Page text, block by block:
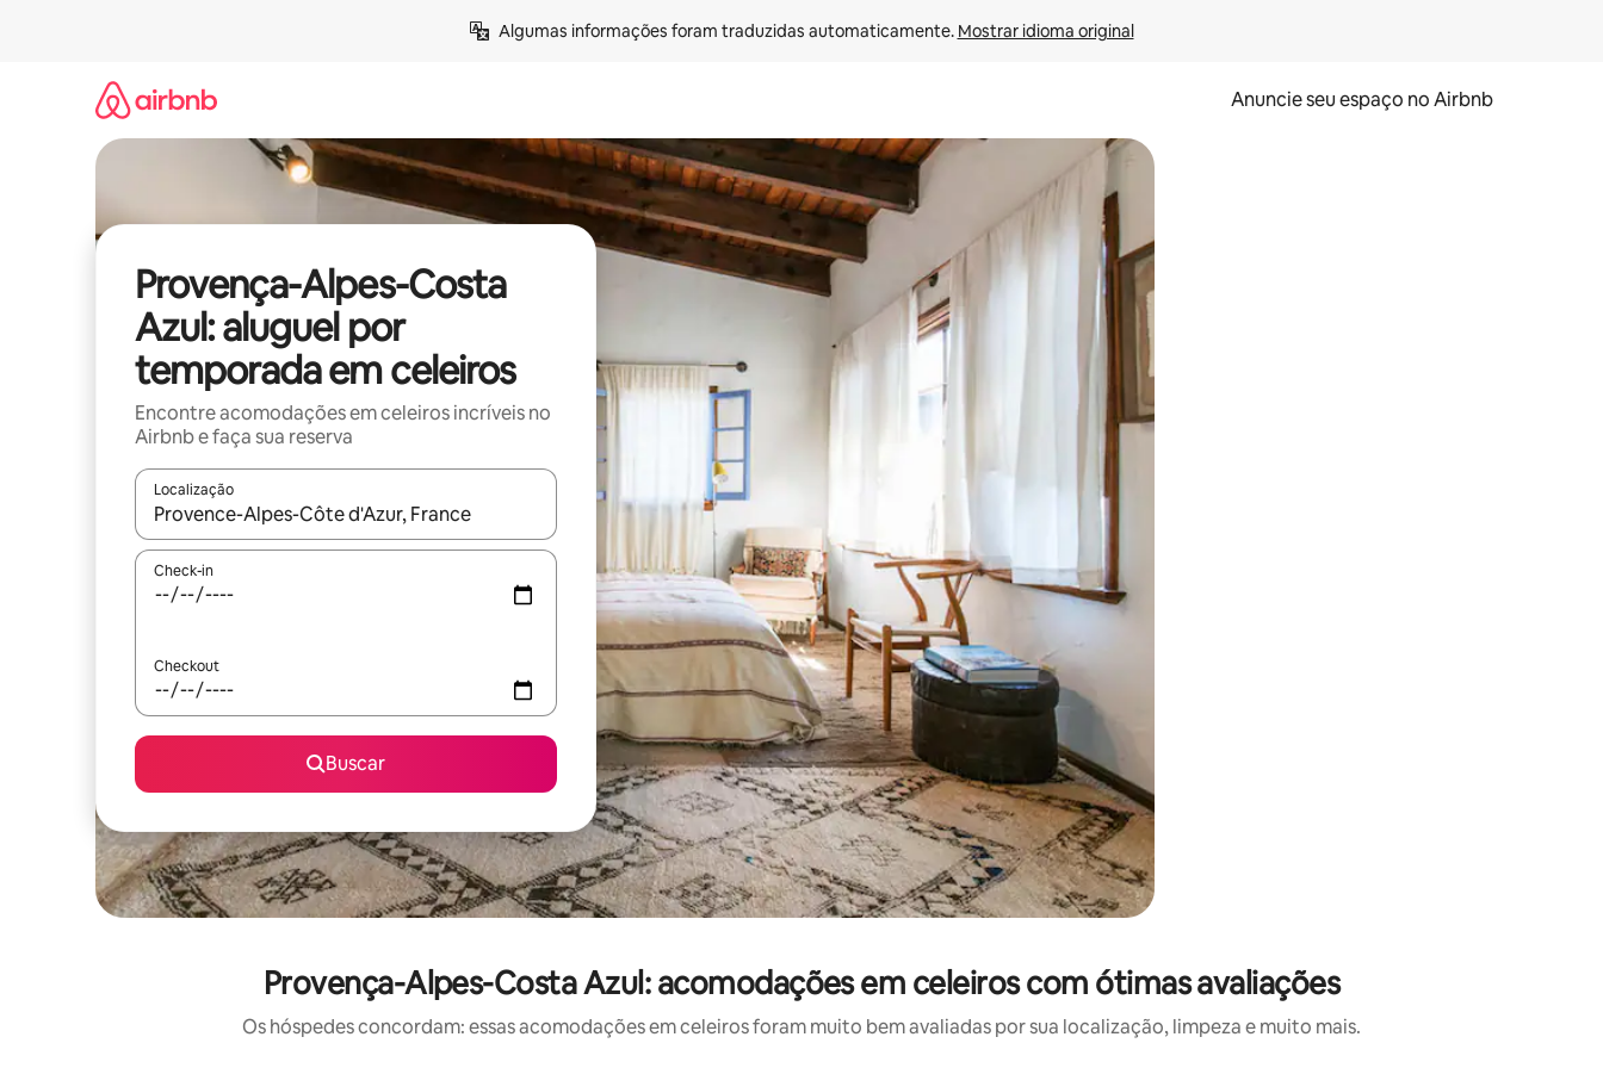
Algumas informações foram traduzidas automaticamente. Mostrar idioma original
Anuncie seu espaço no Airbnb
Provença-Alpes-Costa
Azul: aluguel por
temporada em celeiros
Encontre acomodações em celeiros incríveis no
Airbnb e faça sua reserva
Localização
Quando os resultados estiverem disponíveis, explore-os usando as seta para cima e para baixo do teclado ou tocando e deslizando o dedo na tela.
Check-in
Checkout
Buscar
Provença-Alpes-Costa Azul: acomodações em celeiros com ótimas avaliações
Os hóspedes concordam: essas acomodações em celeiros foram muito bem avaliadas por sua localização, limpeza e muito mais.